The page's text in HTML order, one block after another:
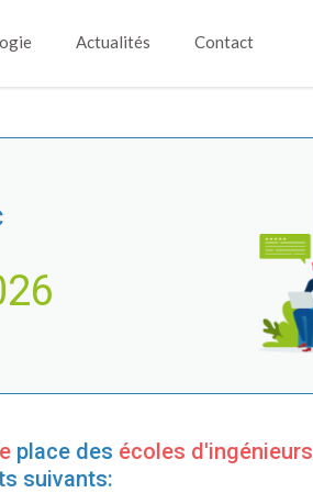
Actualités Contact
place des écoles d'ingénieurs
suivants: